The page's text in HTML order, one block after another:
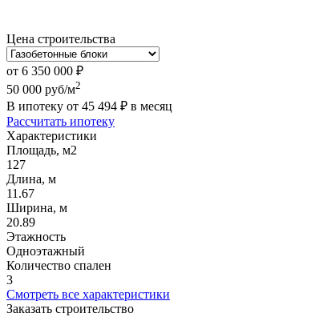
Цена строительства
от 6 350 000 ₽
50 000 руб/м2
В ипотеку от 45 494 ₽ в месяц
Рассчитать ипотеку
Характеристики
Площадь, м2
127
Длина, м
11.67
Ширина, м
20.89
Этажность
Одноэтажный
Количество спален
3
Смотреть все характеристики
Заказать строительство